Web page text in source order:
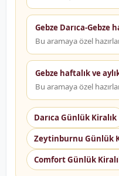
Gebze Darıca-Gebze
Bu aramaya özel
Gebze haftalık ve
Bu aramaya özel
Darıca Günlük Kiralık
Zeytinburnu Günlük
Comfort Günlük